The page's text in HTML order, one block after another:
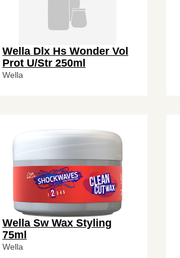
Wella Dlx Hs Wonder Vol
Prot U/Str 250ml
Wella
Wella Sw Wax Styling
75ml
Wella